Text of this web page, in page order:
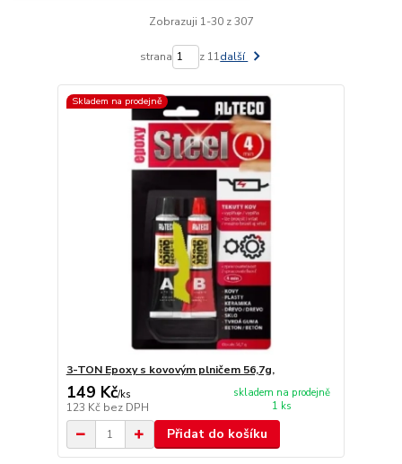
Zobrazuji 1-30 z 307
strana z 11další
Skladem na prodejně
3-TON Epoxy s kovovým plničem 56,7g,
149 Kč/ks
123 Kč bez DPH
skladem na prodejně
1 ks
Přidat do košíku